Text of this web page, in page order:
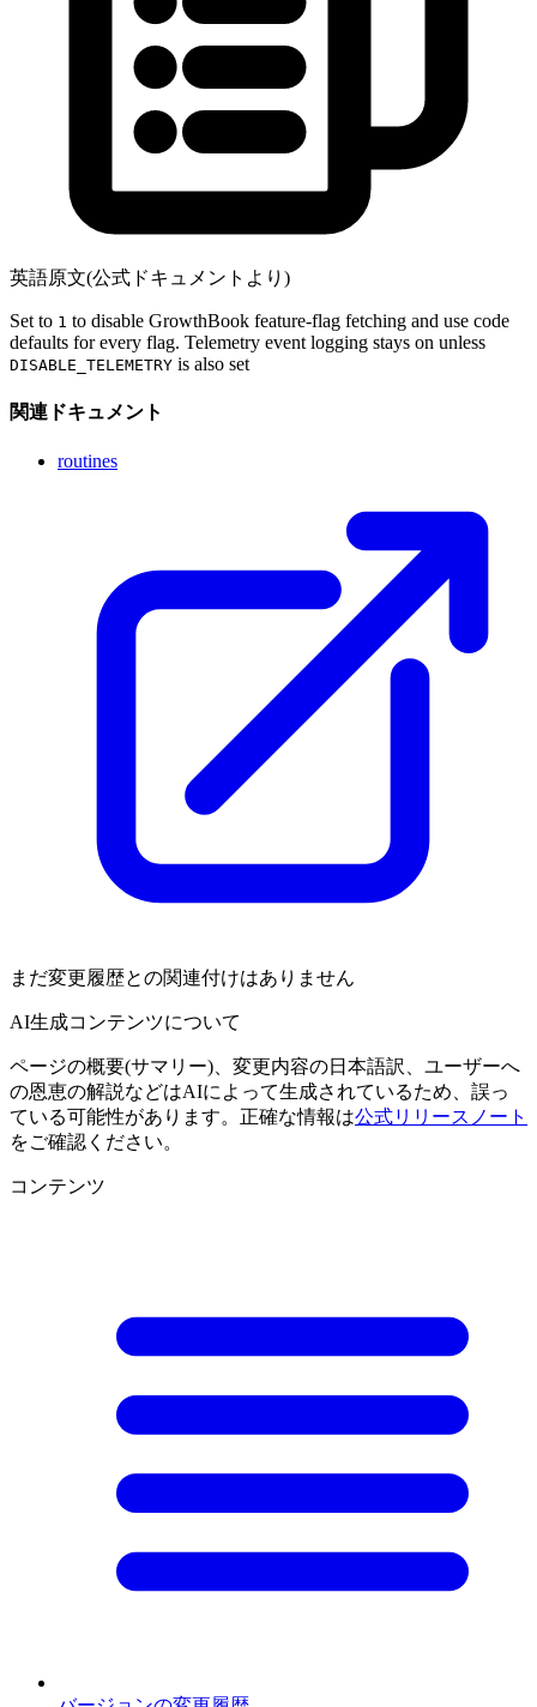
英語原文(公式ドキュメントより)
Set to 1 to disable GrowthBook feature-flag fetching and use code
defaults for every flag. Telemetry event logging stays on unless
DISABLE_TELEMETRY is also set
関連ドキュメント
routines
まだ変更履歴との関連付けはありません
AI生成コンテンツについて
ページの概要(サマリー)、変更内容の日本語訳、ユーザーへ
の恩恵の解説などはAIによって生成されているため、誤っ
ている可能性があります。正確な情報は公式リリースノート
をご確認ください。
コンテンツ